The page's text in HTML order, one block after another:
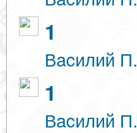
1
Вacилий П.
1
Вacилий П.